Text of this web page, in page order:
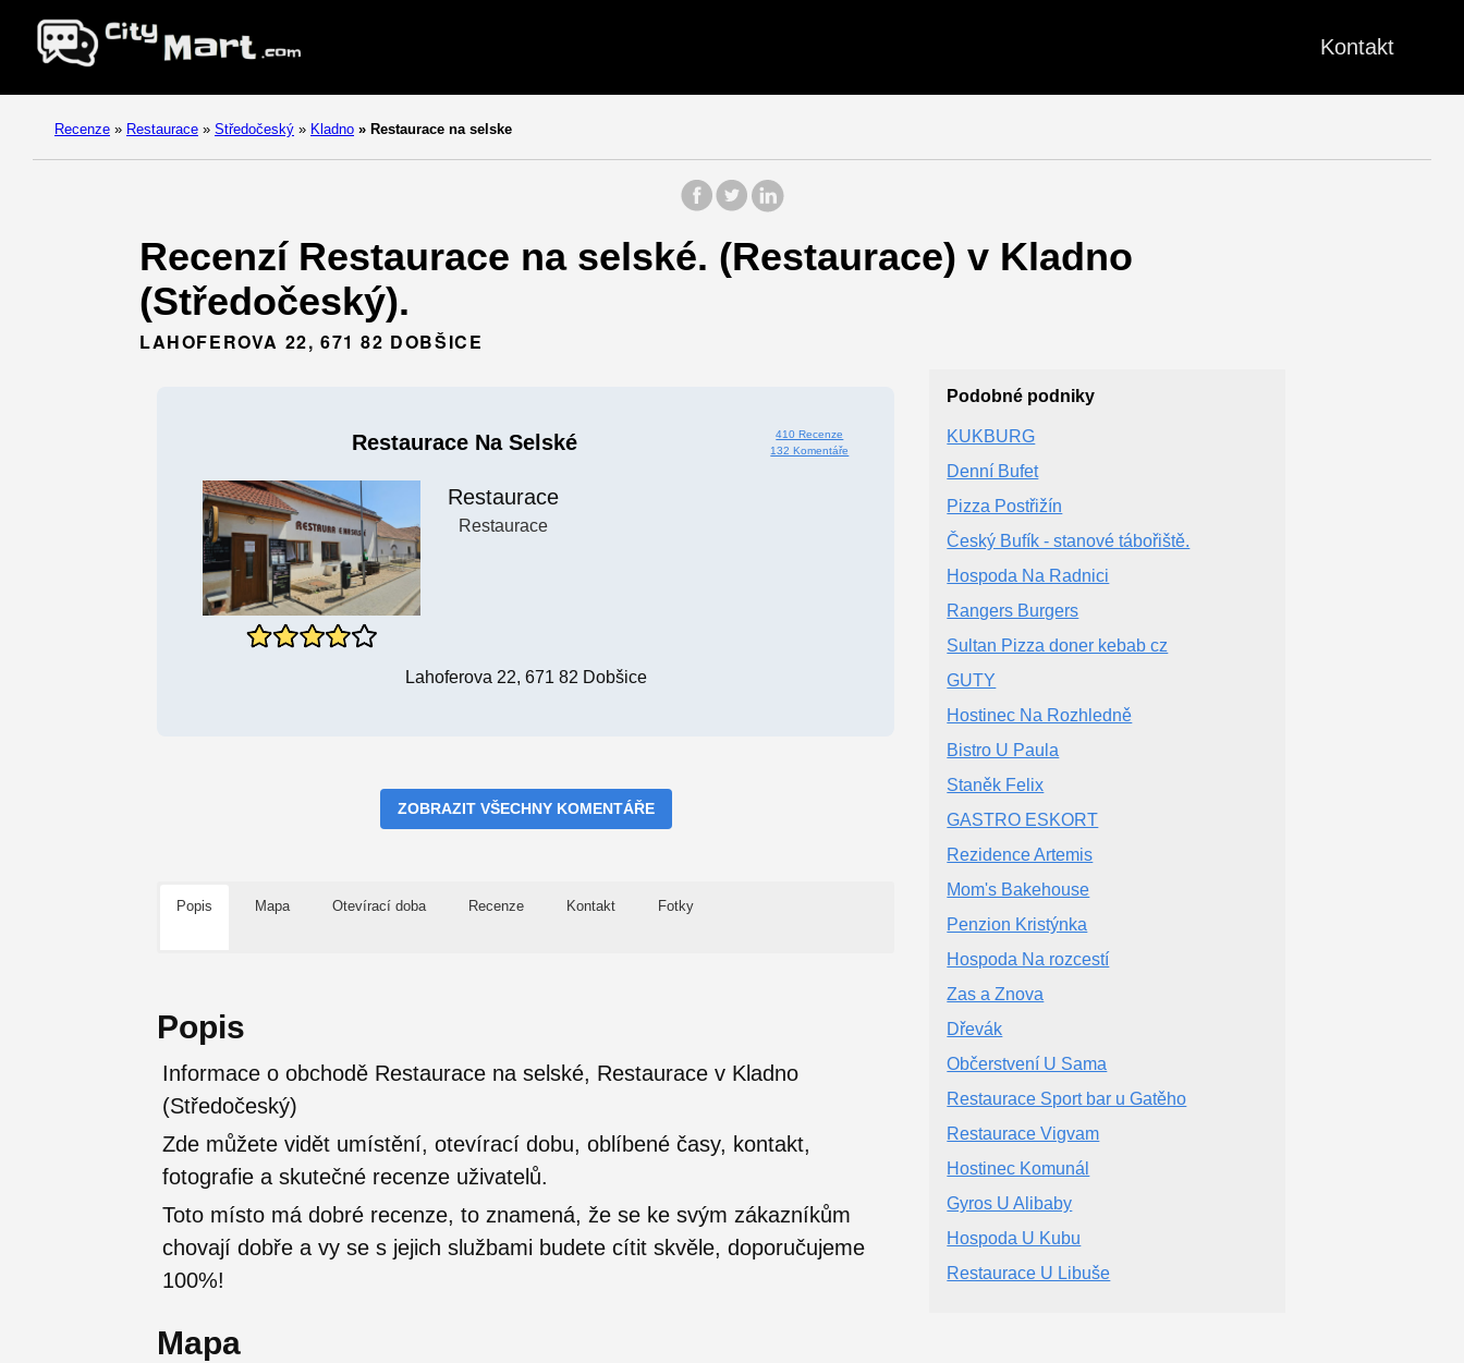
Kontakt
Recenze » Restaurace » Středočeský » Kladno » Restaurace na selske
Recenzí Restaurace na selské. (Restaurace) v Kladno
(Středočeský).
LAHOFEROVA 22, 671 82 DOBŠICE
Restaurace Na Selské
410 Recenze
132 Komentáře
Restaurace
Restaurace
Lahoferova 22, 671 82 Dobšice
ZOBRAZIT VŠECHNY KOMENTÁŘE
Popis Mapa Otevírací doba Recenze Kontakt Fotky
Popis
Informace o obchodě Restaurace na selské, Restaurace v Kladno
(Středočeský)
Zde můžete vidět umístění, otevírací dobu, oblíbené časy, kontakt,
fotografie a skutečné recenze uživatelů.
Toto místo má dobré recenze, to znamená, že se ke svým zákazníkům
chovají dobře a vy se s jejich službami budete cítit skvěle, doporučujeme
100%!
Mapa
Podobné podniky
KUKBURG
Denní Bufet
Pizza Postřižín
Český Bufík - stanové tábořiště.
Hospoda Na Radnici
Rangers Burgers
Sultan Pizza doner kebab cz
GUTY
Hostinec Na Rozhledně
Bistro U Paula
Staněk Felix
GASTRO ESKORT
Rezidence Artemis
Mom's Bakehouse
Penzion Kristýnka
Hospoda Na rozcestí
Zas a Znova
Dřevák
Občerstvení U Sama
Restaurace Sport bar u Gatěho
Restaurace Vigvam
Hostinec Komunál
Gyros U Alibaby
Hospoda U Kubu
Restaurace U Libuše